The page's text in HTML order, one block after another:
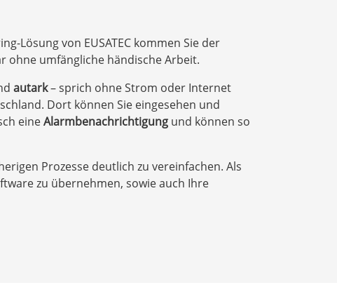
Lösung von EUSATEC kommen Sie der
ohne umfängliche händische Arbeit.
autark– sprich ohne Strom oder Internet
Dort können Sie eingesehen und
eineAlarmbenachrichtigung und können so
Prozesse deutlich zu vereinfachen. Als
zu übernehmen, sowie auch Ihre